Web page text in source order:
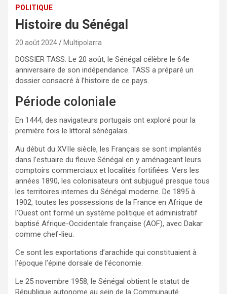
POLITIQUE
Histoire du Sénégal
20 août 2024 Multipolarra
DOSSIER TASS. Le 20 août, le Sénégal célèbre le 64e
anniversaire de son indépendance. TASS a préparé un
dossier consacré à l’histoire de ce pays.
Période coloniale
En 1444, des navigateurs portugais ont exploré pour la
première fois le littoral sénégalais.
Au début du XVIIe siècle, les Français se sont implantés
dans l’estuaire du fleuve Sénégal en y aménageant leurs
comptoirs commerciaux et localités fortifiées. Vers les
années 1890, les colonisateurs ont subjugué presque tous
les territoires internes du Sénégal moderne. De 1895 à
1902, toutes les possessions de la France en Afrique de
l’Ouest ont formé un système politique et administratif
baptisé Afrique-Occidentale française (AOF), avec Dakar
comme chef-lieu.
Ce sont les exportations d’arachide qui constituaient à
l’époque l’épine dorsale de l’économie.
Le 25 novembre 1958, le Sénégal obtient le statut de
République autonome au sein de la Communauté